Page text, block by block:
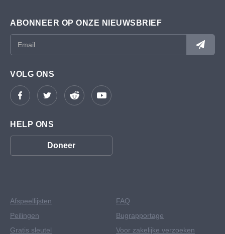
ABONNEER OP ONZE NIEUWSBRIEF
VOLG ONS
HELP ONS
Doneer
Afspeellijsten
Peilingen
Gratis sleutel
FAQ
Bugrapportage
Voor zakelijke verzoeken